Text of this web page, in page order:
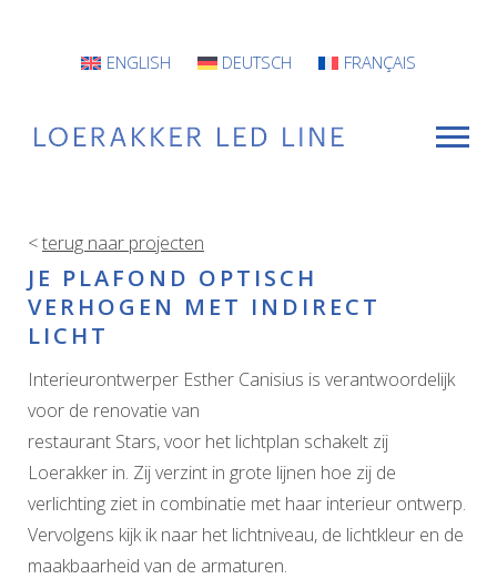
ENGLISH DEUTSCH FRANÇAIS
VOOR WIE
Armaturen
INFO
<terug naar projecten
JE PLAFOND OPTISCH
VERHOGEN MET INDIRECT
LICHT
Interieurontwerper Esther Canisius is verantwoordelijk
voor de renovatie van
restaurant Stars, voor het lichtplan schakelt zij
Loerakker in. Zij verzint in grote lijnen hoe zij de
verlichting ziet in combinatie met haar interieur ontwerp.
Vervolgens kijk ik naar het lichtniveau, de lichtkleur en de
maakbaarheid van de armaturen.